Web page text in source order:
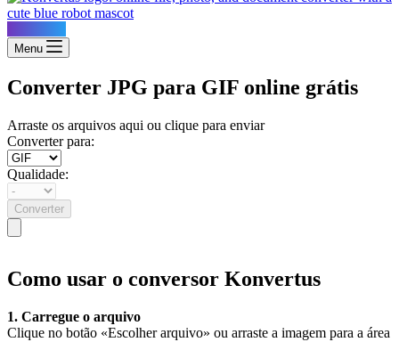
Menu
Converter JPG para GIF online grátis
Arraste os arquivos aqui ou clique para enviar
Converter para:
Qualidade:
Converter
Como usar o conversor Konvertus
1. Carregue o arquivo
Clique no botão «Escolher arquivo» ou arraste a imagem para a área